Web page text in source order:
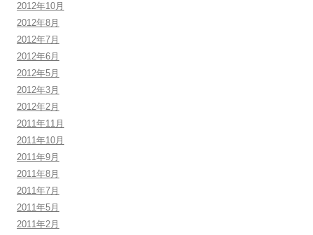
2012年10月
2012年8月
2012年7月
2012年6月
2012年5月
2012年3月
2012年2月
2011年11月
2011年10月
2011年9月
2011年8月
2011年7月
2011年5月
2011年2月